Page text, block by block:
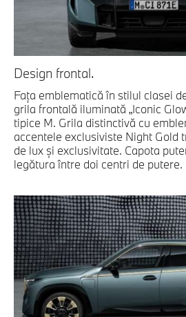
Design frontal.
Faţa emblematică în stilul clasei
grila frontală iluminată „Iconic
tipice M. Grila distinctivă cu
accentele exclusiviste Night Gold
de lux şi exclusivitate. Capota
legătura între doi centri de putere.